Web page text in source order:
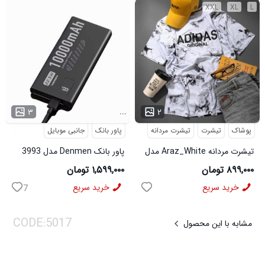
۳ ...
پاور بانک جانبی موبایل
پاور بانک Denmen مدل 3993
۱,۵۹۹,۰۰۰ تومان
خرید سریع 7
L
XL
XXL
۲ ...
پوشاک تیشرت تیشرت مردانه
تیشرت مردانه Araz_White مدل
3992
۸۹۹,۰۰۰ تومان
خرید سریع
مشابه با این محصول